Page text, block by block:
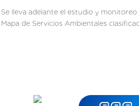
Se lleva adelante el estudio y
Mapa de Servicios Ambientales